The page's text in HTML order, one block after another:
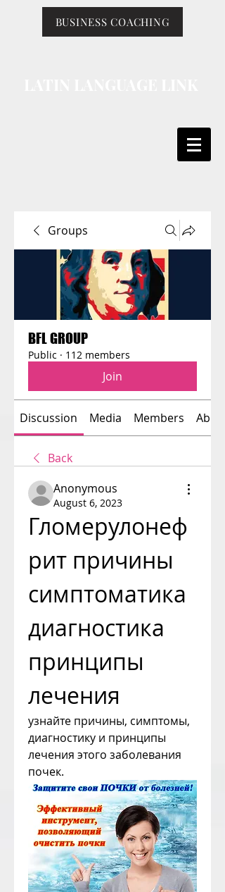
BUSINESS COACHING
Groups
BFL GROUP
Public · 112 members
Join
Discussion Media Members About
Back
Anonymous
August 6, 2023
Гломерулонеф
рит причины
симптоматика
диагностика
принципы
лечения
узнайте причины, симптомы,
диагностику и принципы
лечения этого заболевания
почек.